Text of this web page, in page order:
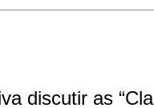
discutir as